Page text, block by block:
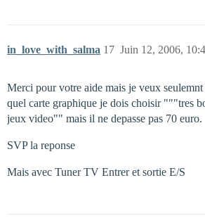
in_love_with_salma Juin 12, 2006,
17
Merci pour votre aide mais je veux
quel carte graphique je dois choisir """tres
jeux video"" mais il ne depasse pas 70 euro.
SVP la reponse
Mais avec Tuner TV Entrer et sortie E/S